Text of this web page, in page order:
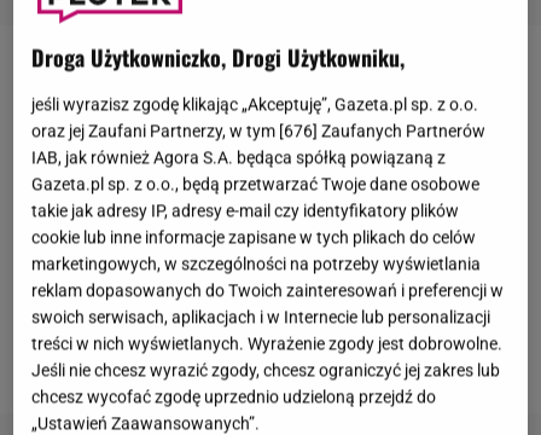
Chociaż wielki finał 16. edycji " Tańca z gwiazdami
za nami, to emocje wśród widzów jeszcze długo nie
opadną. Po tygodniach intensywnych treningów i
występów na żywo, na parkiecie stanęły trzy
najlepsze pary:Maria JeleniewskaiJacek Jeschke
Filip GurłacziAgnieszka Kaczorowskaoraz Adrianna
Borek iAlbert Kosiński. Ostatecznie to pierwsza z
wymienionych zdobyła Kryształową Kulę,co nie
wszystkim się spodobało.
Droga Użytkowniczko, Drogi Użytkowniku,
jeśli wyrazisz zgodę klikając „Akceptuję”, Gazeta.pl sp. z o.o.
oraz jej Zaufani Partnerzy, w tym [676] Zaufanych Partnerów
IAB, jak również Agora S.A. będąca spółką powiązaną z
Gazeta.pl sp. z o.o., będą przetwarzać Twoje dane osobowe
takie jak adresy IP, adresy e-mail czy identyfikatory plików
cookie lub inne informacje zapisane w tych plikach do celów
marketingowych, w szczególności na potrzeby wyświetlania
reklam dopasowanych do Twoich zainteresowań i preferencji w
swoich serwisach, aplikacjach i w Internecie lub personalizacji
treści w nich wyświetlanych. Wyrażenie zgody jest dobrowolne.
Jeśli nie chcesz wyrazić zgody, chcesz ograniczyć jej zakres lub
chcesz wycofać zgodę uprzednio udzieloną przejdź do
„Ustawień Zaawansowanych”.